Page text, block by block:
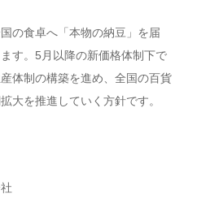
の食卓へ「本物の納豆」を届
す。5月以降の新価格体制下で
体制の構築を進め、全国の百貨
大を推進していく方針です。